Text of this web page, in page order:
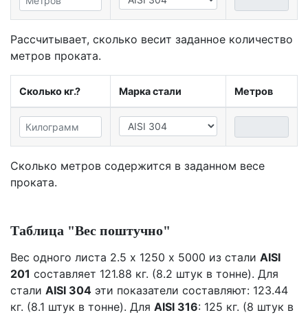
Рассчитывает, сколько весит заданное количество
метров проката.
Сколько кг.? Марка стали Метров
Сколько метров содержится в заданном весе
проката.
Таблица "Вес поштучно"
Вес одного листа 2.5 х 1250 х 5000 из стали AISI
201 составляет 121.88 кг. (8.2 штук в тонне). Для
стали AISI 304 эти показатели составляют: 123.44
кг. (8.1 штук в тонне). Для AISI 316: 125 кг. (8 штук в